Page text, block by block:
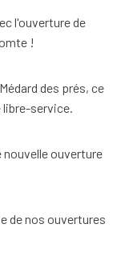
l'ouverture de
!
des prés, ce
service.
ouverture
de nos ouvertures